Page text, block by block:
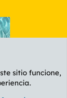
sitio funcione,